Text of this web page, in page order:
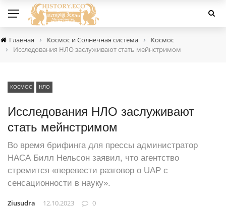
Главная › Космос и Солнечная система › Космос
› Исследования НЛО заслуживают стать мейнстримом
КОСМОС НЛО
Исследования НЛО заслуживают
стать мейнстримом
Во время брифинга для прессы администратор
НАСА Билл Нельсон заявил, что агентство
стремится «перевести разговор о UAP с
сенсационности в науку».
Ziusudra 12.10.2023 0